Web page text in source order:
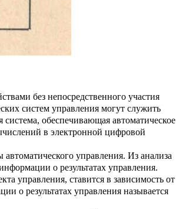
без непосредст­венного участия
си­стем управления могут служить
обеспечивающая автоматическое
в электронной цифро­вой
уп­равления. Из анализа
о результатах управления.
управления, ставится в зависимость от
о результатах управ­ления называется